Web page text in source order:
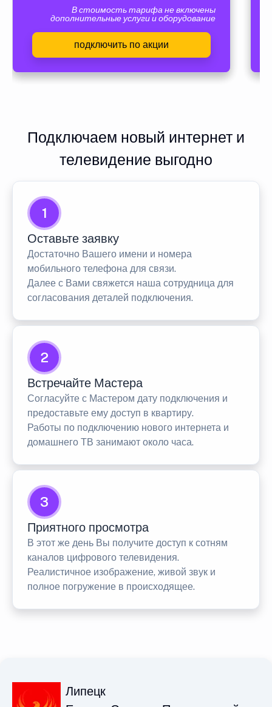
В стоимость тарифа не включены
дополнительные услуги и оборудование
подключить по акции
Подключаем новый интернет и
телевидение выгодно
1
Оставьте заявку
Достаточно Вашего имени и номера
мобильного телефона для связи.
Далее с Вами свяжется наша сотрудница для
согласования деталей подключения.
2
Встречайте Мастера
Согласуйте с Мастером дату подключения и
предоставьте ему доступ в квартиру.
Работы по подключению нового интернета и
домашнего ТВ занимают около часа.
3
Приятного просмотра
В этот же день Вы получите доступ к сотням
каналов цифрового телевидения.
Реалистичное изображение, живой звук и
полное погружение в происходящее.
Липецк